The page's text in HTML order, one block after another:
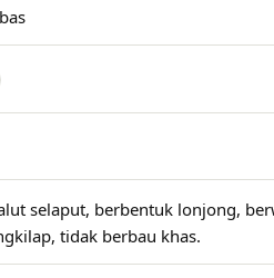
selaput, berbentuk lonjong,
tidak berbau khas.